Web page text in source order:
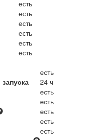
есть
есть
есть
есть
есть
есть
есть
24 ч
есть
есть
есть
есть
есть